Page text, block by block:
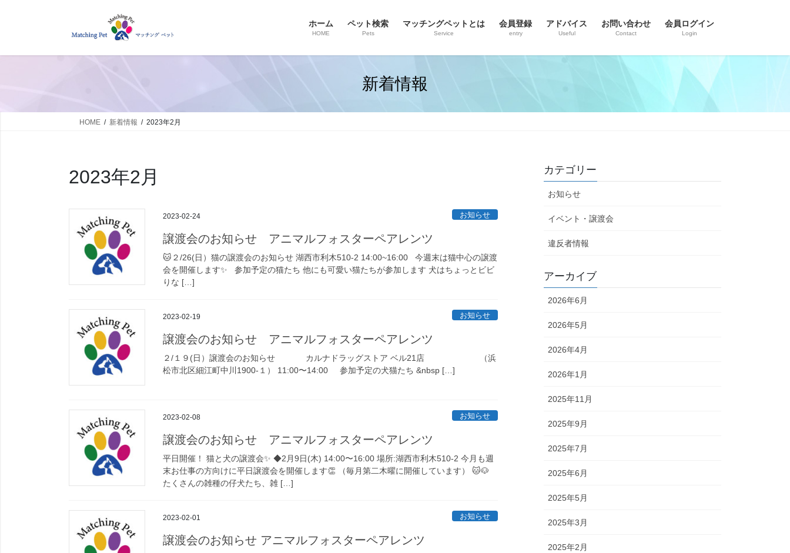
ホーム
HOME
ペット検索
Pets
マッチングペットとは
Service
会員登録
entry
アドバイス
Useful
お問い合わせ
Contact
会員ログイン
Login
新着情報
HOME 新着情報 2023年2月
2023年2月
2023-02-24 お知らせ
譲渡会のお知らせ アニマルフォスターペアレンツ
🐱２/26(日）猫の譲渡会のお知らせ 湖西市利木510-2 14:00~16:00 今週末は猫中心の譲渡
会を開催します✨ 参加予定の猫たち 他にも可愛い猫たちが参加します 犬はちょっとビビ
りな […]
2023-02-19 お知らせ
譲渡会のお知らせ アニマルフォスターペアレンツ
２/１９(日）譲渡会のお知らせ カルナドラッグストア ベル21店 （浜
松市北区細江町中川1900-１） 11:00〜14:00 参加予定の犬猫たち &nbsp […]
2023-02-08 お知らせ
譲渡会のお知らせ アニマルフォスターペアレンツ
平日開催！ 猫と犬の譲渡会✨ ◆2月9日(木) 14:00〜16:00 場所:湖西市利木510-2 今月も週
末お仕事の方向けに平日譲渡会を開催します👏 （毎月第二木曜に開催しています） 🐱🐶
たくさんの雑種の仔犬たち、雑 […]
2023-02-01 お知らせ
譲渡会のお知らせ アニマルフォスターペアレンツ
カテゴリー
お知らせ
イベント・譲渡会
違反者情報
アーカイブ
2026年6月
2026年5月
2026年4月
2026年1月
2025年11月
2025年9月
2025年7月
2025年6月
2025年5月
2025年3月
2025年2月